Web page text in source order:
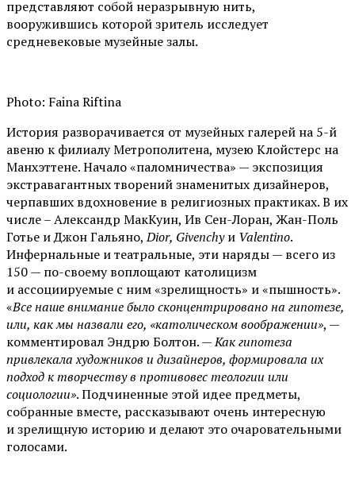
представляют собой неразрывную нить,
вооружившись которой зритель исследует
средневековые музейные залы.
Photo: Faina Riftina
История разворачивается от музейных галерей на 5-й
авеню к филиалу Метрополитена, музею Клойстерс на
Манхэттене. Начало «паломничества» — экспозиция
экстравагантных творений знаменитых дизайнеров,
черпавших вдохновение в религиозных практиках. В их
числе – Александр МакКуин, Ив Сен-Лоран, Жан-Поль
Готье и Джон Гальяно,Dior, Givenchyи Valentino.
Инфернальные и театральные, эти наряды — всего из
150 — по-своему воплощают католицизм
и ассоциируемые с ним «зрелищность» и «пышность».
«Все наше внимание было сконцентрировано на гипотезе,
или, как мы назвали его, «католическом воображении», —
комментировал Эндрю Болтон. —Как гипотеза
привлекала художников и дизайнеров, формировала их
подход к творчеству в противовес теологии или
социологии». Подчиненные этой идее предметы,
собранные вместе, рассказывают очень интересную
и зрелищную историю и делают это очаровательными
голосами.